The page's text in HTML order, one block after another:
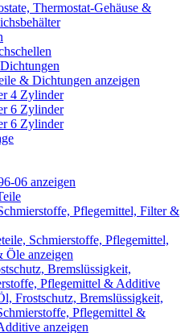
Thermostat-Gehäuse &
& Dichtungen anzeigen
4 Zylinder
6 Zylinder
6 Zylinder
06 anzeigen
Pflegemittel, Filter &
Schmierstoffe, Pflegemittel,
Öle anzeigen
Bremslüssigkeit,
Pflegemittel & Additive
Frostschutz, Bremslüssigkeit,
Pflegemittel &
anzeigen